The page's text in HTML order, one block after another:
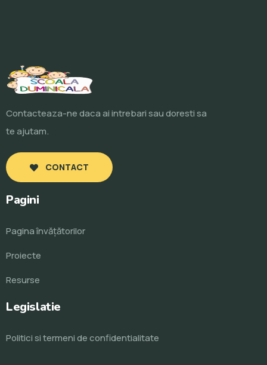
Contacteaza-ne daca ai intrebari sau doresti sa
te ajutam.
CONTACT
Pagini
Pagina învăţătorilor
Proiecte
Resurse
Legislatie
Politici si termeni de confidentialitate